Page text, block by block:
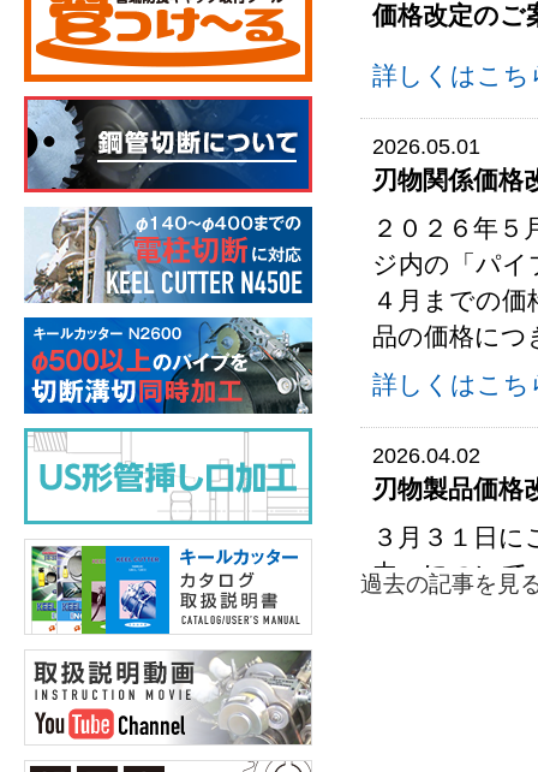
価格改定のご
詳しくはこち
2026.05.01
刃物関係価格
２０２６年
ジ内の「パイ
４月までの
品の価格につ
詳しくはこち
2026.04.02
刃物製品価格
３月３１日
内」について
過去の記事を見